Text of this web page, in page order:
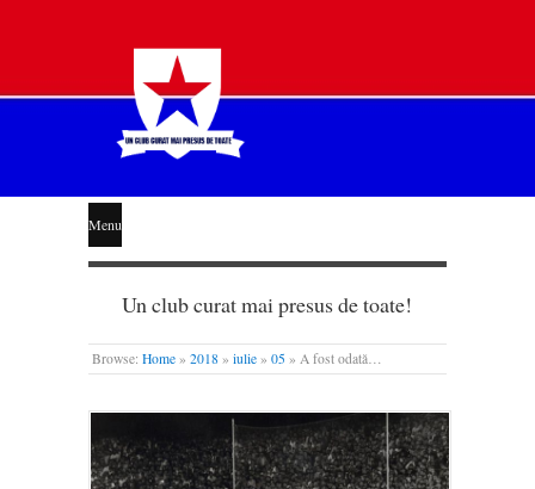
STEAUA
LIBERĂ
Menu
Un club curat mai presus de toate!
Browse: Home » 2018 » iulie » 05 » A fost odată…